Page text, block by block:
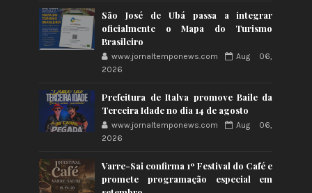
São José de Ubá passa a integrar
oficialmente o Mapa do Turismo
Brasileiro
www.jornaltemponews.com
Aug 06,
2026
Prefeitura de Italva promove Baile da
Terceira Idade no dia 14 de agosto
www.jornaltemponews.com
Aug 06,
2026
Varre-Sai confirma 1º Festival do Café e
promete programação especial em